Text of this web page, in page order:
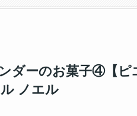
ダーのお菓子④【
ノエル